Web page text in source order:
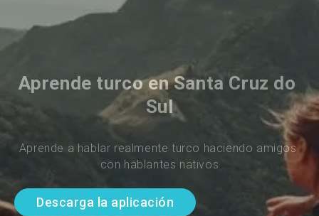
Aprende turco en Santa Cruz do
Sul
Aprende a hablar realmente turco haciendo amigos
con hablantes nativos
Descarga la aplicación